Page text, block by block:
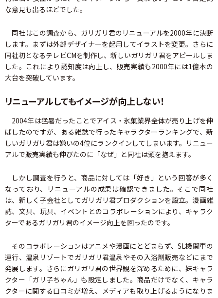
な意見も出るほどでした。
同社はこの調査から、ガリガリ君のリニューアルを2000年に決断
します。まずは外部デザイナーを起用してイラストを変更。さらに
同社初となるテレビCMを制作し、新しいガリガリ君をアピールしま
した。これにより認知度は向上し、販売実績も2000年には1億本の
大台を突破しています。
リニューアルしてもイメージが向上しない！
2004年は猛暑だったことでアイス・氷菓業界全体が売り上げを伸
ばしたのですが、ある雑誌で行ったキャラクターランキングで、新
しいガリガリ君は嫌いの4位にランクインしてしまいます。リニュー
アルで販売実績も伸びたのに「なぜ」と同社は頭を抱えます。
しかし調査を行うと、商品に対しては「好き」という回答が多く
なっており、リニューアルの成果は確認できました。そこで同社
は、新しく子会社としてガリガリ君プロダクションを設立。漫画雑
誌、文具、玩具、イベントとのコラボレーションにより、キャラク
ターであるガリガリ君のイメージ向上を図ったのです。
そのコラボレーションはアニメや漫画にとどまらず、SL機関車の
運行、温泉リゾートでガリガリ君温泉やその入浴剤販売などにまで
発展します。さらにガリガリ君の世界観を深めるために、妹キャラ
クター「ガリ子ちゃん」も設定しました。商品だけでなく、キャラ
クターに関する口コミが増え、メディアも取り上げるようになりま